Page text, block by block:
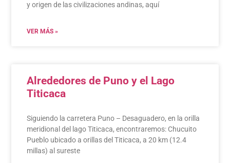
y origen de las civilizaciones andinas, aquí
VER MÁS »
Alrededores de Puno y el Lago
Titicaca
Siguiendo la carretera Puno – Desaguadero, en la orilla
meridional del lago Titicaca, encontraremos: Chucuito
Pueblo ubicado a orillas del Titicaca, a 20 km (12.4
millas) al sureste